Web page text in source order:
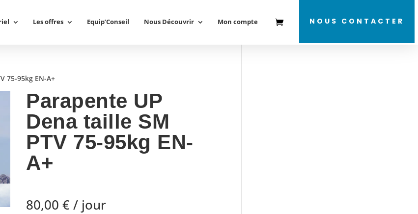
NOUS CONTACTER
Les offres Equip’Conseil Nous Découvrir Mon compte
75-95kg EN-A+
Parapente UP
Dena taille SM
PTV 75-95kg EN-
A+
80,00€/ jour